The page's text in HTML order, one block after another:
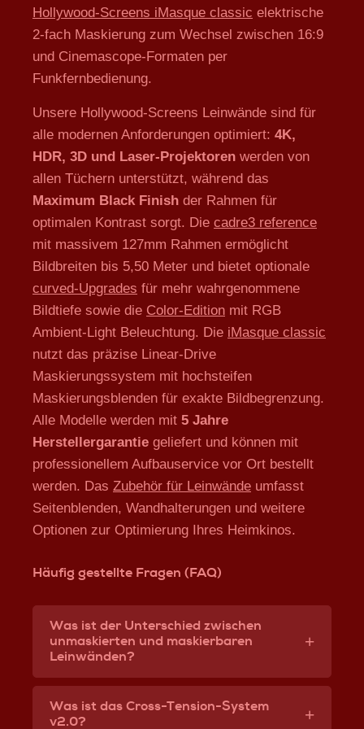
Hollywood-Screens iMasque classic elektrische
2-fach Maskierung zum Wechsel zwischen 16:9
und Cinemascope-Formaten per
Funkfernbedienung.
Unsere Hollywood-Screens Leinwände sind für
alle modernen Anforderungen optimiert: 4K,
HDR, 3D und Laser-Projektoren werden von
allen Tüchern unterstützt, während das
Maximum Black Finish der Rahmen für
optimalen Kontrast sorgt. Die cadre3 reference
mit massivem 127mm Rahmen ermöglicht
Bildbreiten bis 5,50 Meter und bietet optionale
curved-Upgrades für mehr wahrgenommene
Bildtiefe sowie die Color-Edition mit RGB
Ambient-Light Beleuchtung. Die iMasque classic
nutzt das präzise Linear-Drive
Maskierungssystem mit hochsteifen
Maskierungsblenden für exakte Bildbegrenzung.
Alle Modelle werden mit 5 Jahre
Herstellergarantie geliefert und können mit
professionellem Aufbauservice vor Ort bestellt
werden. Das Zubehör für Leinwände umfasst
Seitenblenden, Wandhalterungen und weitere
Optionen zur Optimierung Ihres Heimkinos.
Häufig gestellte Fragen (FAQ)
Was ist der Unterschied zwischen
unmaskierten und maskierbaren
Leinwänden?
Unmaskierte Rahmenleinwändewiecadre2 light
odercadre3 referencehaben ein festes Format
(z.B. 2.35:1 oder 2.40:1) und sind ideal, wenn Sie
Was ist das Cross-Tension-System
v2.0?